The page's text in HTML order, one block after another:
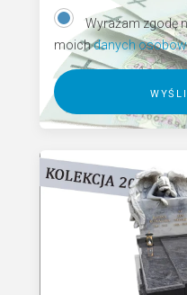
Wyrażam zgodę
moichdanych
A
t
e